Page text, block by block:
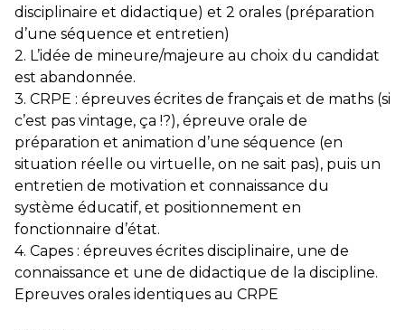
disciplinaire et didactique) et 2 orales (préparation
d’une séquence et entretien)
2. L’idée de mineure/majeure au choix du candidat
est abandonnée.
3. CRPE : épreuves écrites de français et de maths (si
c’est pas vintage, ça !?), épreuve orale de
préparation et animation d’une séquence (en
situation réelle ou virtuelle, on ne sait pas), puis un
entretien de motivation et connaissance du
système éducatif, et positionnement en
fonctionnaire d’état.
4. Capes : épreuves écrites disciplinaire, une de
connaissance et une de didactique de la discipline.
Epreuves orales identiques au CRPE